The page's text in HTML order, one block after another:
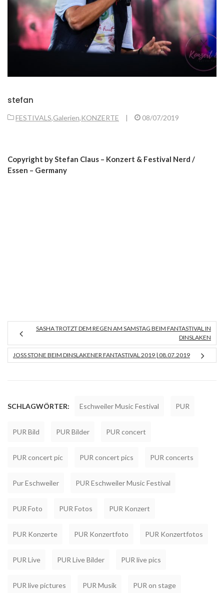
stefan
FESTIVALS,Galerien,KONZERTE | 08/07/2019
Copyright by Stefan Claus – Konzert & Festival Nerd /
Essen – Germany
SASHA TROTZT DEM REGEN AM SAMSTAG BEIM FANTASTIVAL IN
DINSLAKEN
JOSS STONE BEIM DINSLAKENER FANTASTIVAL 2019 | 08.07.2019
SCHLAGWÖRTER: Eschweiler Music Festival PUR
PUR Bild PUR Bilder PUR concert
PUR concert pic PUR concert pics PUR concerts
Pur Eschweiler PUR Eschweiler Music Festival
PUR Foto PUR Fotos PUR Konzert
PUR Konzerte PUR Konzertfoto PUR Konzertfotos
PUR Live PUR Live Bilder PUR live pics
PUR live pictures PUR Musik PUR on stage